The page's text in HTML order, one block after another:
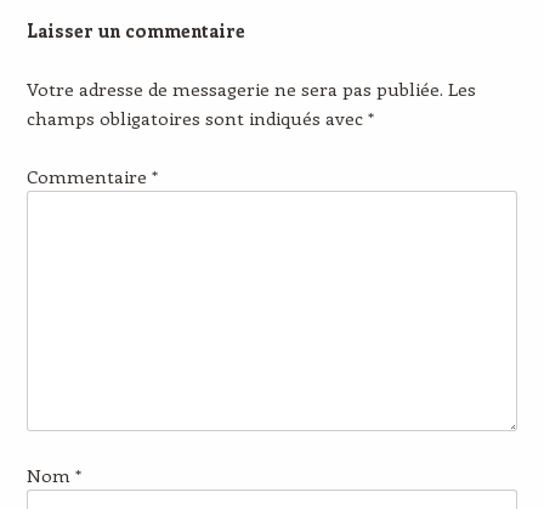
Laisser un commentaire
Votre adresse de messagerie ne sera pas publiée. Les
champs obligatoires sont indiqués avec *
Commentaire *
Nom *